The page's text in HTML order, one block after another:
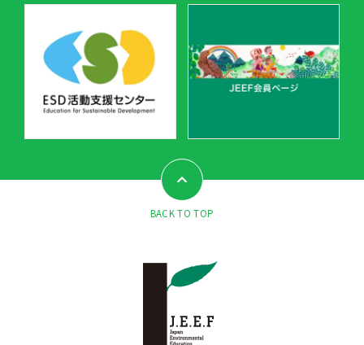
BACK TO TOP